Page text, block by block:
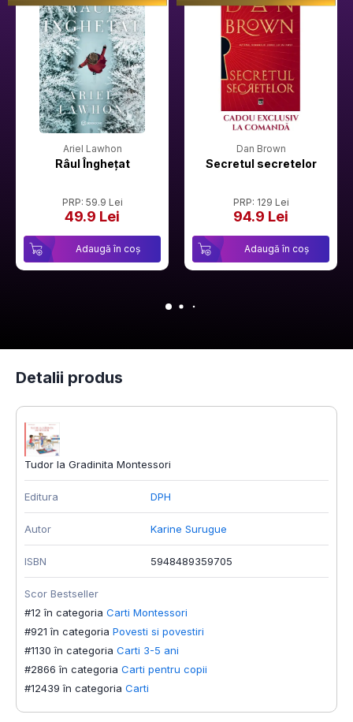
Ariel Lawhon
Râul Înghețat
PRP: 59.9 Lei
49.9 Lei
Adaugă în coș
Dan Brown
Secretul secretelor
PRP: 129 Lei
94.9 Lei
Adaugă în coș
Detalii produs
Tudor la Gradinita Montessori
Editura DPH
Autor Karine Surugue
ISBN 5948489359705
Scor Bestseller
#12 în categoria Carti Montessori
#921 în categoria Povesti si povestiri
#1130 în categoria Carti 3-5 ani
#2866 în categoria Carti pentru copii
#12439 în categoria Carti